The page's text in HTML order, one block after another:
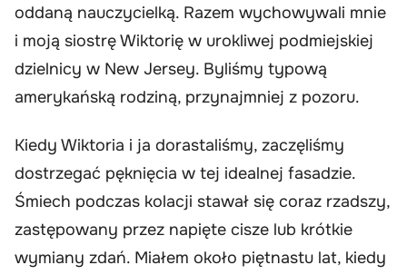
oddaną nauczycielką. Razem wychowywali mnie
i moją siostrę Wiktorię w urokliwej podmiejskiej
dzielnicy w New Jersey. Byliśmy typową
amerykańską rodziną, przynajmniej z pozoru.
Kiedy Wiktoria i ja dorastaliśmy, zaczęliśmy
dostrzegać pęknięcia w tej idealnej fasadzie.
Śmiech podczas kolacji stawał się coraz rzadszy,
zastępowany przez napięte cisze lub krótkie
wymiany zdań. Miałem około piętnastu lat, kiedy